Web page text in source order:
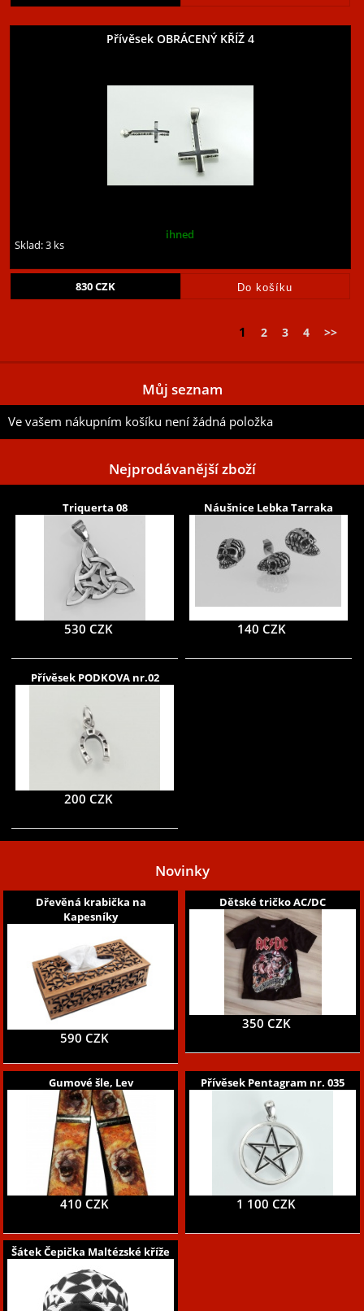
Přívěsek OBRÁCENÝ KŘÍŽ 4
ihned
Sklad: 3 ks
830CZK
1 2 3 4 >>
Můj seznam
Ve vašem nákupním košíku není žádná položka
Nejprodávanější zboží
Triquerta 08
530 CZK
Náušnice Lebka Tarraka
140 CZK
Přívěsek PODKOVA nr.02
200 CZK
Novinky
Dřevěná krabička na
Kapesníky
590 CZK
Dětské tričko AC/DC
350 CZK
Gumové šle, Lev
410 CZK
Přívěsek Pentagram nr. 035
1 100 CZK
Šátek Čepička Maltézské kříže